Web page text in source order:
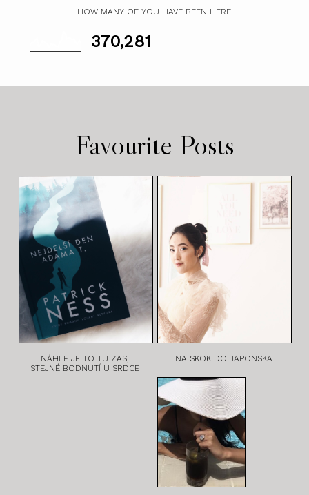
HOW MANY OF YOU HAVE BEEN HERE
370,281
Favourite Posts
NÁHLE JE TO TU ZAS,
STEJNÉ BODNUTÍ U SRDCE
NA SKOK DO JAPONSKA